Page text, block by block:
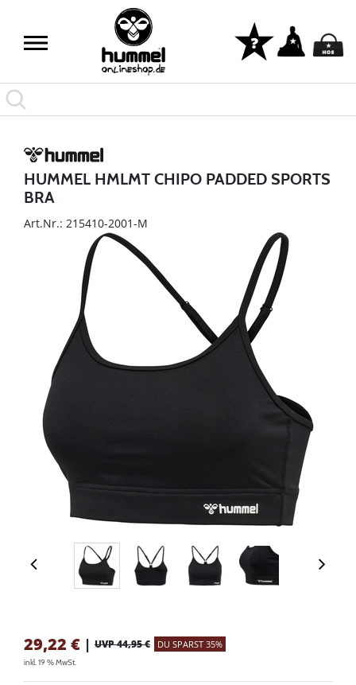
HUMMEL HMLMT CHIPO PADDED SPORTS
BRA
Art.Nr.: 215410-2001-M
29,22 € | UVP 44,95 € DU SPARST 35%
inkl. 19 % MwSt.